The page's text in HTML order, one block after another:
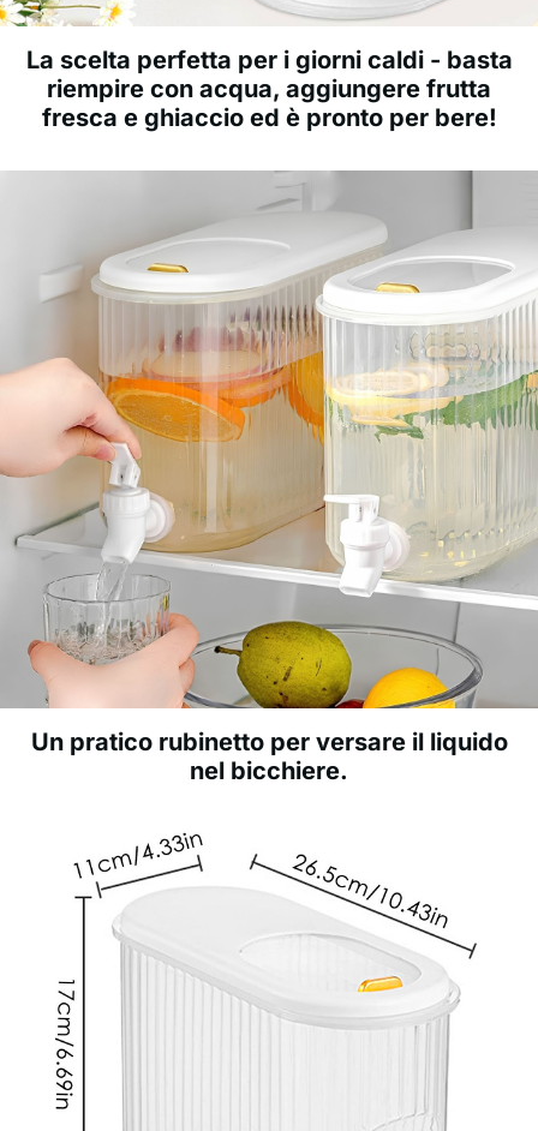
La scelta perfetta per i giorni caldi - basta
riempire con acqua, aggiungere frutta
fresca e ghiaccio ed è pronto per bere!
Un pratico rubinetto per versare il liquido
nel bicchiere.